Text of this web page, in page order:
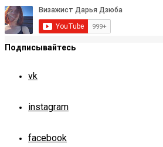
Подписывайтесь
vk
instagram
facebook